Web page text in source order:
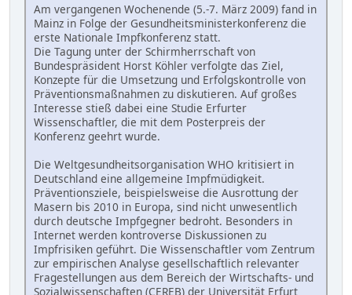
Am vergangenen Wochenende (5.-7. März 2009) fand in
Mainz in Folge der Gesundheitsministerkonferenz die
erste Nationale Impfkonferenz statt.
Die Tagung unter der Schirmherrschaft von
Bundespräsident Horst Köhler verfolgte das Ziel,
Konzepte für die Umsetzung und Erfolgskontrolle von
Präventionsmaßnahmen zu diskutieren. Auf großes
Interesse stieß dabei eine Studie Erfurter
Wissenschaftler, die mit dem Posterpreis der
Konferenz geehrt wurde.
Die Weltgesundheitsorganisation WHO kritisiert in
Deutschland eine allgemeine Impfmüdigkeit.
Präventionsziele, beispielsweise die Ausrottung der
Masern bis 2010 in Europa, sind nicht unwesentlich
durch deutsche Impfgegner bedroht. Besonders in
Internet werden kontroverse Diskussionen zu
Impfrisiken geführt. Die Wissenschaftler vom Zentrum
zur empirischen Analyse gesellschaftlich relevanter
Fragestellungen aus dem Bereich der Wirtschafts- und
Sozialwissenschaften (CEREB) der Universität Erfurt